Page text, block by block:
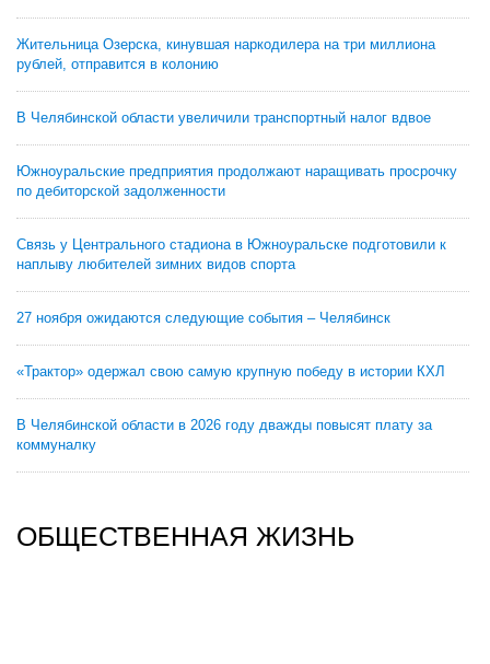
Жительница Озерска, кинувшая наркодилера на три миллиона
рублей, отправится в колонию
В Челябинской области увеличили транспортный налог вдвое
Южноуральские предприятия продолжают наращивать просрочку
по дебиторской задолженности
Связь у Центрального стадиона в Южноуральске подготовили к
наплыву любителей зимних видов спорта
27 ноября ожидаются следующие события – Челябинск
«Трактор» одержал свою самую крупную победу в истории КХЛ
В Челябинской области в 2026 году дважды повысят плату за
коммуналку
ОБЩЕСТВЕННАЯ ЖИЗНЬ